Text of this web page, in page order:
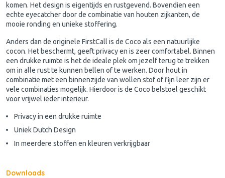
komen. Het design is eigentijds en rustgevend. Bovendien een
echte eyecatcher door de combinatie van houten zijkanten, de
mooie ronding en unieke stoffering.
Anders dan de originele FirstCall is de Coco als een natuurlijke
cocon. Het beschermt, geeft privacy en is zeer comfortabel. Binnen
een drukke ruimte is het de ideale plek om jezelf terug te trekken
om in alle rust te kunnen bellen of te werken. Door hout in
combinatie met een binnenzijde van wollen stof of fijn leer zijn er
vele combinaties mogelijk. Hierdoor is de Coco belstoel geschikt
voor vrijwel ieder interieur.
Privacy in een drukke ruimte
Uniek Dutch Design
In meerdere stoffen en kleuren verkrijgbaar
Downloads